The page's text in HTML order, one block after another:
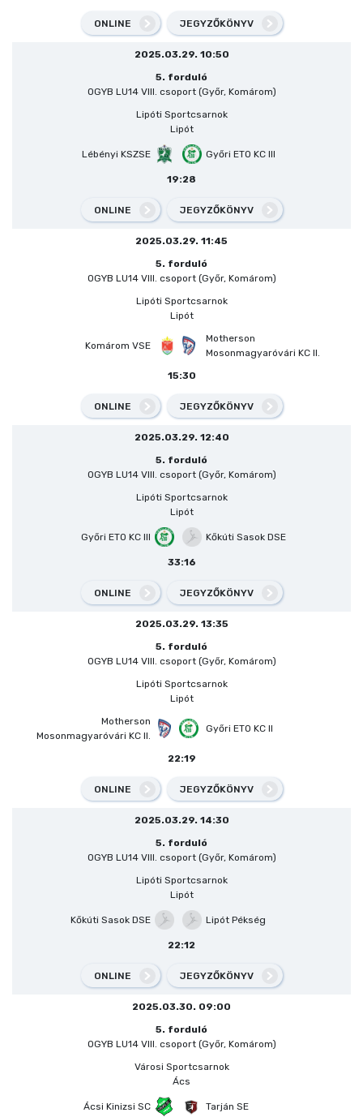
ONLINE JEGYZŐKÖNYV
2025.03.29. 10:50
5. forduló
OGYB LU14 VIII. csoport (Győr, Komárom)
Lipóti Sportcsarnok
Lipót
Lébényi KSZSE Győri ETO KC III
19:28
ONLINE JEGYZŐKÖNYV
2025.03.29. 11:45
5. forduló
OGYB LU14 VIII. csoport (Győr, Komárom)
Lipóti Sportcsarnok
Lipót
Komárom VSE
Motherson
Mosonmagyaróvári KC II.
15:30
ONLINE JEGYZŐKÖNYV
2025.03.29. 12:40
5. forduló
OGYB LU14 VIII. csoport (Győr, Komárom)
Lipóti Sportcsarnok
Lipót
Győri ETO KC III Kőkúti Sasok DSE
33:16
ONLINE JEGYZŐKÖNYV
2025.03.29. 13:35
5. forduló
OGYB LU14 VIII. csoport (Győr, Komárom)
Lipóti Sportcsarnok
Lipót
Motherson
Mosonmagyaróvári KC II.
Győri ETO KC II
22:19
ONLINE JEGYZŐKÖNYV
2025.03.29. 14:30
5. forduló
OGYB LU14 VIII. csoport (Győr, Komárom)
Lipóti Sportcsarnok
Lipót
Kőkúti Sasok DSE Lipót Pékség
22:12
ONLINE JEGYZŐKÖNYV
2025.03.30. 09:00
5. forduló
OGYB LU14 VIII. csoport (Győr, Komárom)
Városi Sportcsarnok
Ács
Ácsi Kinizsi SC Tarján SE